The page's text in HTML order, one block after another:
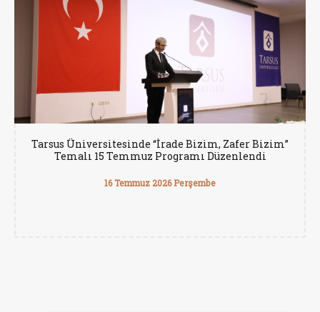
Tarsus Üniversitesinde “İrade Bizim, Zafer Bizim”
Temalı 15 Temmuz Programı Düzenlendi
16 Temmuz 2026 Perşembe